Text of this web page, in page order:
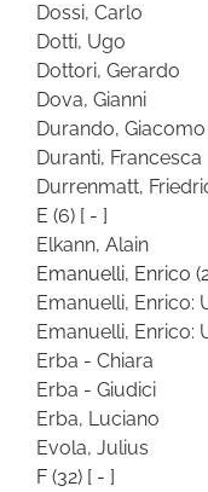
Dossi, Carlo
Dotti, Ugo
Dottori, Gerardo
Dova, Gianni
Durando, Giacomo
Duranti, Francesca
Durrenmatt,
E (6) [ - ]
Elkann, Alain
Emanuelli, Enrico
Emanuelli, Enrico:
Emanuelli, Enrico:
Erba - Chiara
Erba - Giudici
Erba, Luciano
Evola, Julius
F (32) [ - ]